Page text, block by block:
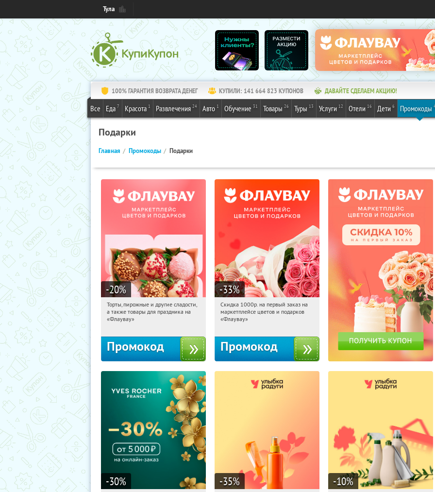
Тула
100% ГАРАНТИЯ ВОЗВРАТА ДЕНЕГ КУПИЛИ: 141 664 823 КУПОНОВ ДАВАЙТЕ СДЕЛАЕМ АКЦИЮ!
Все Еда 7 Красота 1 Развлечения 24 Авто 1 Обучение 31 Товары 26 Туры 13 Услуги 12 Отели 16 Дети 6 Промокоды
Подарки
Главная Промокоды Подарки
-20%
14:51:15 Получили:
Россия
Торты, пирожные и другие сладости,
а также товары для праздника на
«Флаувау»
Промокод
-33%
14:51:15 Получили:
Россия
Скидка 1000р. на первый заказ на
маркетплейсе цветов и подарков
«Флаувау»
Промокод
-30% -35% -10%